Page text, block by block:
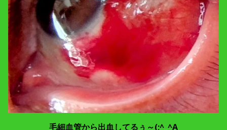
毛細血管から出血してるぅ～(;^_^A